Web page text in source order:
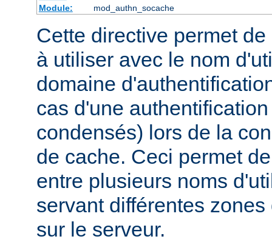
Module:
mod_authn_socache
Cette directive permet
à utiliser avec le nom
domaine
cas d'une
condensés) lors de la
de cache. Ceci permet
entre plusieurs noms
servant différentes
sur le serveur.